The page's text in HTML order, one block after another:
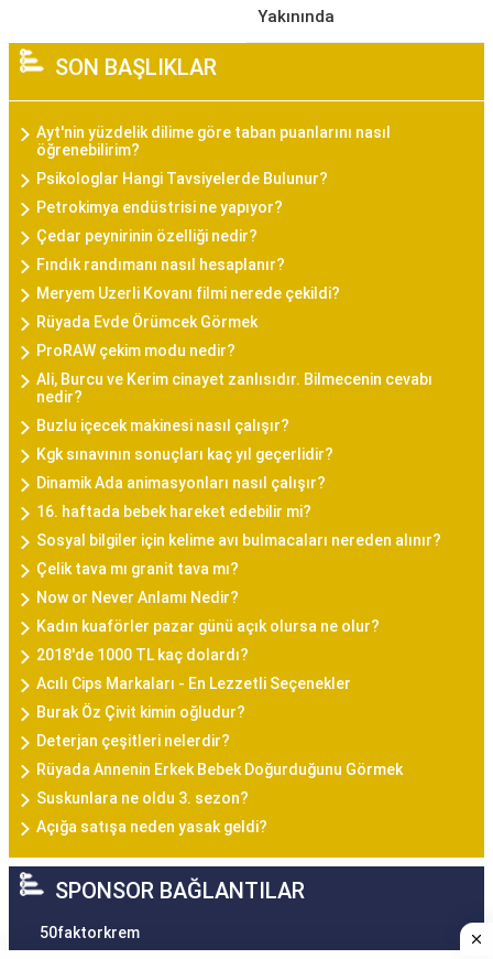
Yakınında
SON BAŞLIKLAR
Ayt'nin yüzdelik dilime göre taban puanlarını nasıl
öğrenebilirim?
Psikologlar Hangi Tavsiyelerde Bulunur?
Petrokimya endüstrisi ne yapıyor?
Çedar peynirinin özelliği nedir?
Fındık randımanı nasıl hesaplanır?
Meryem Uzerli Kovanı filmi nerede çekildi?
Rüyada Evde Örümcek Görmek
ProRAW çekim modu nedir?
Ali, Burcu ve Kerim cinayet zanlısıdır. Bilmecenin cevabı
nedir?
Buzlu içecek makinesi nasıl çalışır?
Kgk sınavının sonuçları kaç yıl geçerlidir?
Dinamik Ada animasyonları nasıl çalışır?
16. haftada bebek hareket edebilir mi?
Sosyal bilgiler için kelime avı bulmacaları nereden alınır?
Çelik tava mı granit tava mı?
Now or Never Anlamı Nedir?
Kadın kuaförler pazar günü açık olursa ne olur?
2018'de 1000 TL kaç dolardı?
Acılı Cips Markaları - En Lezzetli Seçenekler
Burak Öz Çivit kimin oğludur?
Deterjan çeşitleri nelerdir?
Rüyada Annenin Erkek Bebek Doğurduğunu Görmek
Suskunlara ne oldu 3. sezon?
Açığa satışa neden yasak geldi?
SPONSOR BAĞLANTILAR
50faktorkrem